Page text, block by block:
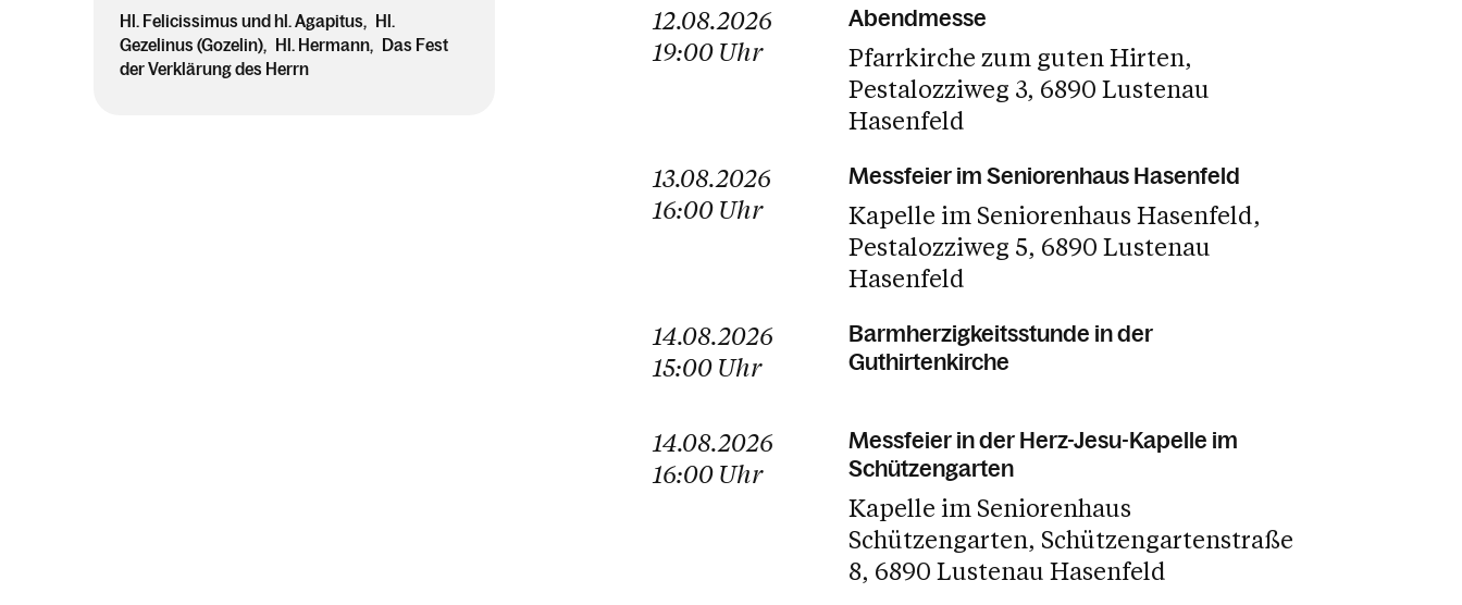
Hl. Felicissimus und hl. Agapitus
Hl.
Gezelinus (Gozelin)
Hl. Hermann
Das Fest
der Verklärung des Herrn
12.08.2026
19:00 Uhr
Abendmesse
Pfarrkirche zum guten Hirten
Pestalozziweg 3 6890 Lustenau
Hasenfeld
13.08.2026
16:00 Uhr
Messfeier im Seniorenhaus Hasenfeld
Kapelle im Seniorenhaus Hasenfeld
Pestalozziweg 5 6890 Lustenau
Hasenfeld
14.08.2026
15:00 Uhr
Barmherzigkeitsstunde in der
Guthirtenkirche
14.08.2026
16:00 Uhr
Messfeier in der Herz-Jesu-Kapelle im
Schützengarten
Kapelle im Seniorenhaus
Schützengarten Schützengartenstraße
8 6890 Lustenau Hasenfeld